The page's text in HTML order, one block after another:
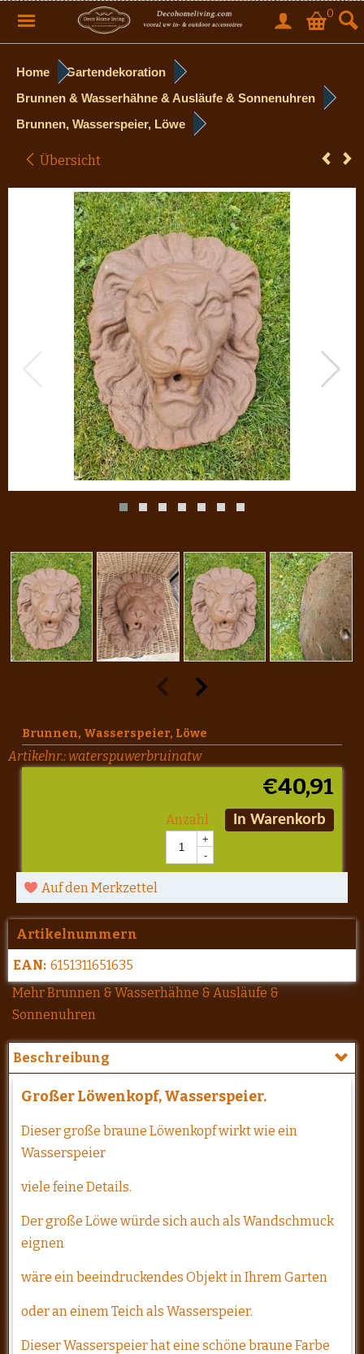
0
Home
Gartendekoration
Brunnen & Wasserhähne & Ausläufe & Sonnenuhren
Brunnen, Wasserspeier, Löwe
Übersicht
Brunnen, Wasserspeier, Löwe
Artikelnr.:waterspuwerbruinatw
€40,91
Anzahl
+
-
In Warenkorb
Auf den Merkzettel
Artikelnummern
EAN: 6151311651635
Mehr Brunnen & Wasserhähne & Ausläufe &
Sonnenuhren
Beschreibung
Großer Löwenkopf, Wasserspeier.
Dieser große braune Löwenkopf wirkt wie ein
Wasserspeier
viele feine Details.
Der große Löwe würde sich auch als Wandschmuck
eignen
wäre ein beeindruckendes Objekt in Ihrem Garten
oder an einem Teich als Wasserspeier.
Dieser Wasserspeier hat eine schöne braune Farbe